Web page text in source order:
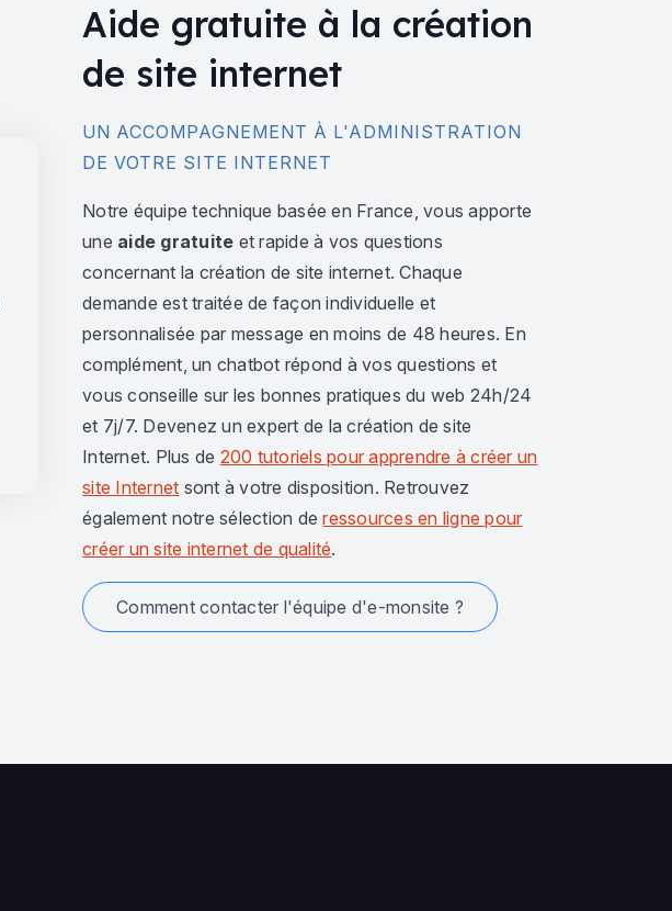
Aide gratuite à la création
de site internet
UN ACCOMPAGNEMENT À L'ADMINISTRATION
DE VOTRE SITE INTERNET
Notre équipe technique basée en France, vous apporte
une aide gratuite et rapide à vos questions
concernant la création de site internet. Chaque
demande est traitée de façon individuelle et
personnalisée par message en moins de 48 heures. En
complément, un chatbot répond à vos questions et
vous conseille sur les bonnes pratiques du web 24h/24
et 7j/7. Devenez un expert de la création de site
Internet. Plus de 200 tutoriels pour apprendre à créer un
site Internet sont à votre disposition. Retrouvez
également notre sélection deressources en ligne pour
créer un site internet de qualité.
Comment contacter l'équipe d'e-monsite ?